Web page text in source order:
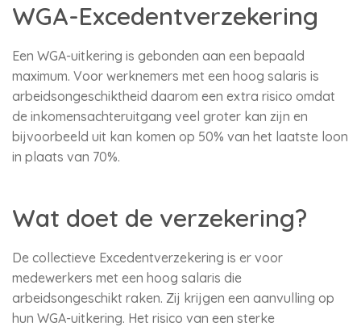
WGA-Excedentverzekering
Een WGA-uitkering is gebonden aan een bepaald
maximum. Voor werknemers met een hoog salaris is
arbeidsongeschiktheid daarom een extra risico omdat
de inkomensachteruitgang veel groter kan zijn en
bijvoorbeeld uit kan komen op 50% van het laatste loon
in plaats van 70%.
Wat doet de verzekering?
De collectieve Excedentverzekering is er voor
medewerkers met een hoog salaris die
arbeidsongeschikt raken. Zij krijgen een aanvulling op
hun WGA-uitkering. Het risico van een sterke